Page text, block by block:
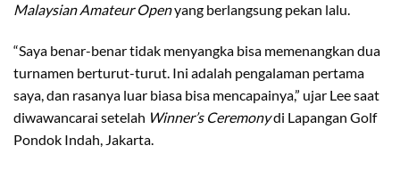
Malaysian Amateur Openyang berlangsung pekan lalu.
“Saya benar-benar tidak menyangka bisa memenangkan dua
turnamen berturut-turut. Ini adalah pengalaman pertama
saya, dan rasanya luar biasa bisa mencapainya,” ujar Lee saat
diwawancarai setelah Winner’s Ceremonydi Lapangan Golf
Pondok Indah, Jakarta.